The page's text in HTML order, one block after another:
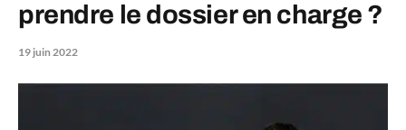
prendre le dossier en charge ?
19 juin 2022